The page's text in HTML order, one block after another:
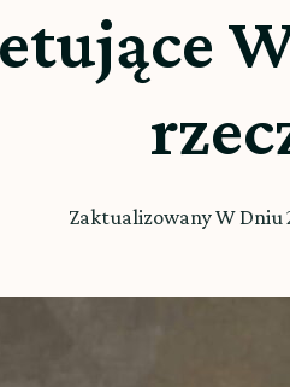
Zaktualizowany W Dniu